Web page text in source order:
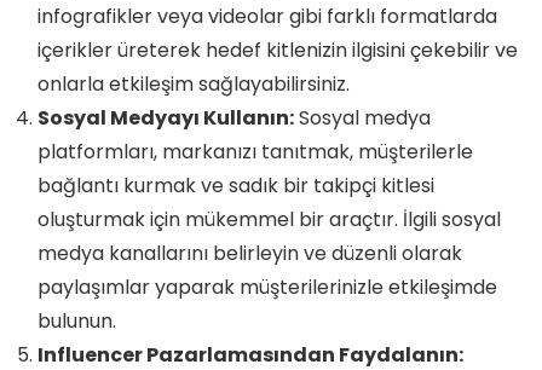
infografikler veya videolar gibi farklı formatlarda
içerikler üreterek hedef kitlenizin ilgisini çekebilir ve
onlarla etkileşim sağlayabilirsiniz.
Sosyal Medyayı Kullanın:Sosyal medya
platformları, markanızı tanıtmak, müşterilerle
bağlantı kurmak ve sadık bir takipçi kitlesi
oluşturmak için mükemmel bir araçtır. İlgili sosyal
medya kanallarını belirleyin ve düzenli olarak
paylaşımlar yaparak müşterilerinizle etkileşimde
bulunun.
Influencer Pazarlamasından Faydalanın: